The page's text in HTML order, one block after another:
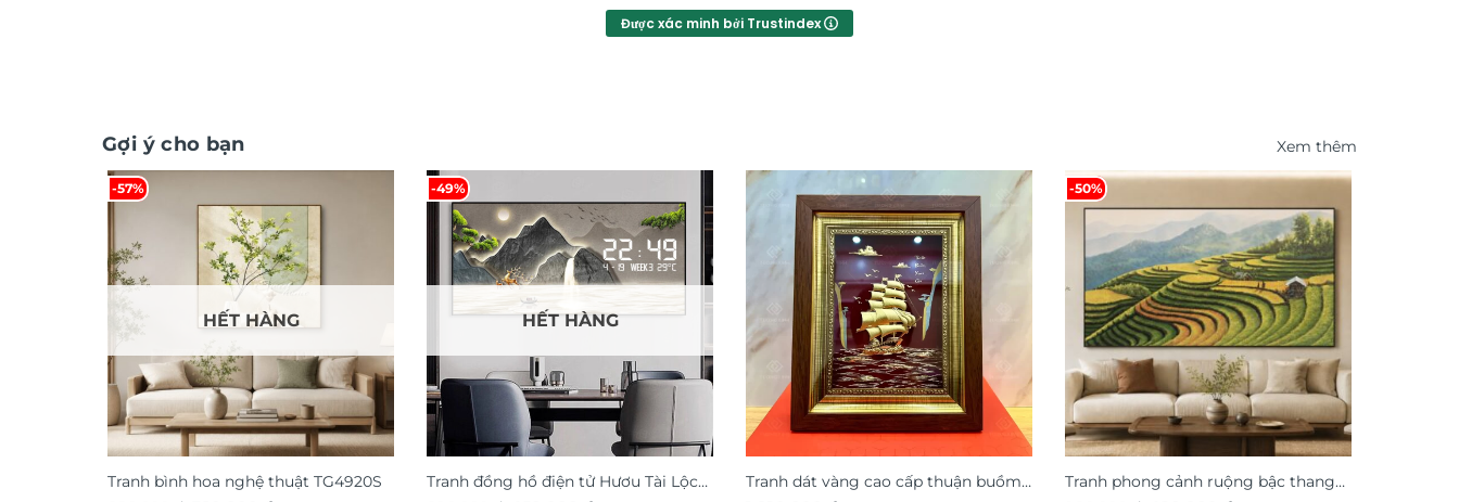
Được xác minh bởi Trustindex
Gợi ý cho bạn Xem thêm
-57%
HẾT HÀNG
Tranh bình hoa nghệ thuật TG4920S
-49%
HẾT HÀNG
Tranh đồng hồ điện tử Hươu Tài Lộc
Tranh dát vàng cao cấp thuận buồm
-50%
Tranh phong cảnh ruộng bậc thang